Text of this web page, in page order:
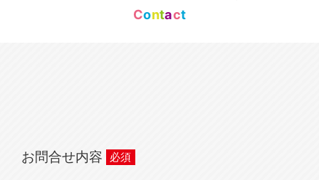
Contact
お問合せ内容